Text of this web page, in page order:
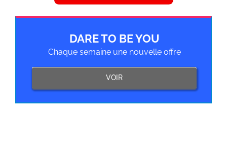
DARE TO BE YOU
Chaque semaine une nouvelle offre
VOIR